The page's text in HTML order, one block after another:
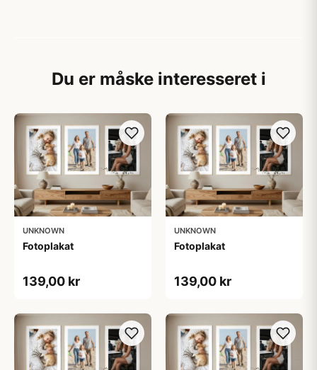
Du er måske interesseret i
UNKNOWN
Fotoplakat
139,00 kr
UNKNOWN
Fotoplakat
139,00 kr